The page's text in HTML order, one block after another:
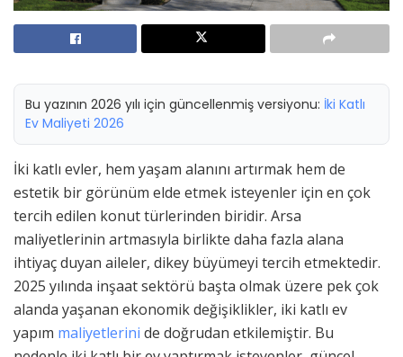
Bu yazının 2026 yılı için güncellenmiş versiyonu: İki Katlı
Ev Maliyeti 2026
İki katlı evler, hem yaşam alanını artırmak hem de
estetik bir görünüm elde etmek isteyenler için en çok
tercih edilen konut türlerinden biridir. Arsa
maliyetlerinin artmasıyla birlikte daha fazla alana
ihtiyaç duyan aileler, dikey büyümeyi tercih etmektedir.
2025 yılında inşaat sektörü başta olmak üzere pek çok
alanda yaşanan ekonomik değişiklikler, iki katlı ev
yapım maliyetlerini de doğrudan etkilemiştir. Bu